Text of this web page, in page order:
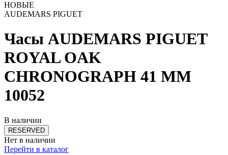
НОВЫЕ
AUDEMARS PIGUET
Часы AUDEMARS PIGUET
ROYAL OAK
CHRONOGRAPH 41 MM
10052
В наличии
RESERVED
Нет в наличии
Перейти в каталог